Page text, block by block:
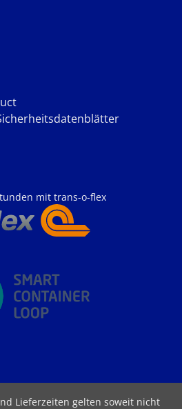
mit trans-o-flex
Lieferzeiten gelten soweit nicht